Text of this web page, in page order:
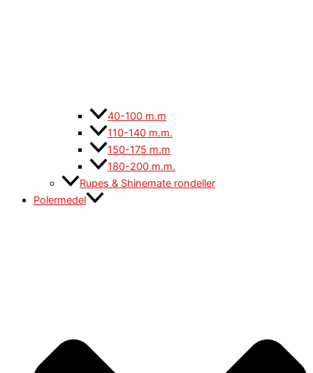
40-100 m.m
110-140 m.m.
150-175 m.m
180-200 m.m.
Rupes & Shinemate rondeller
Polermedel